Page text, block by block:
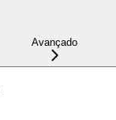
Avançado